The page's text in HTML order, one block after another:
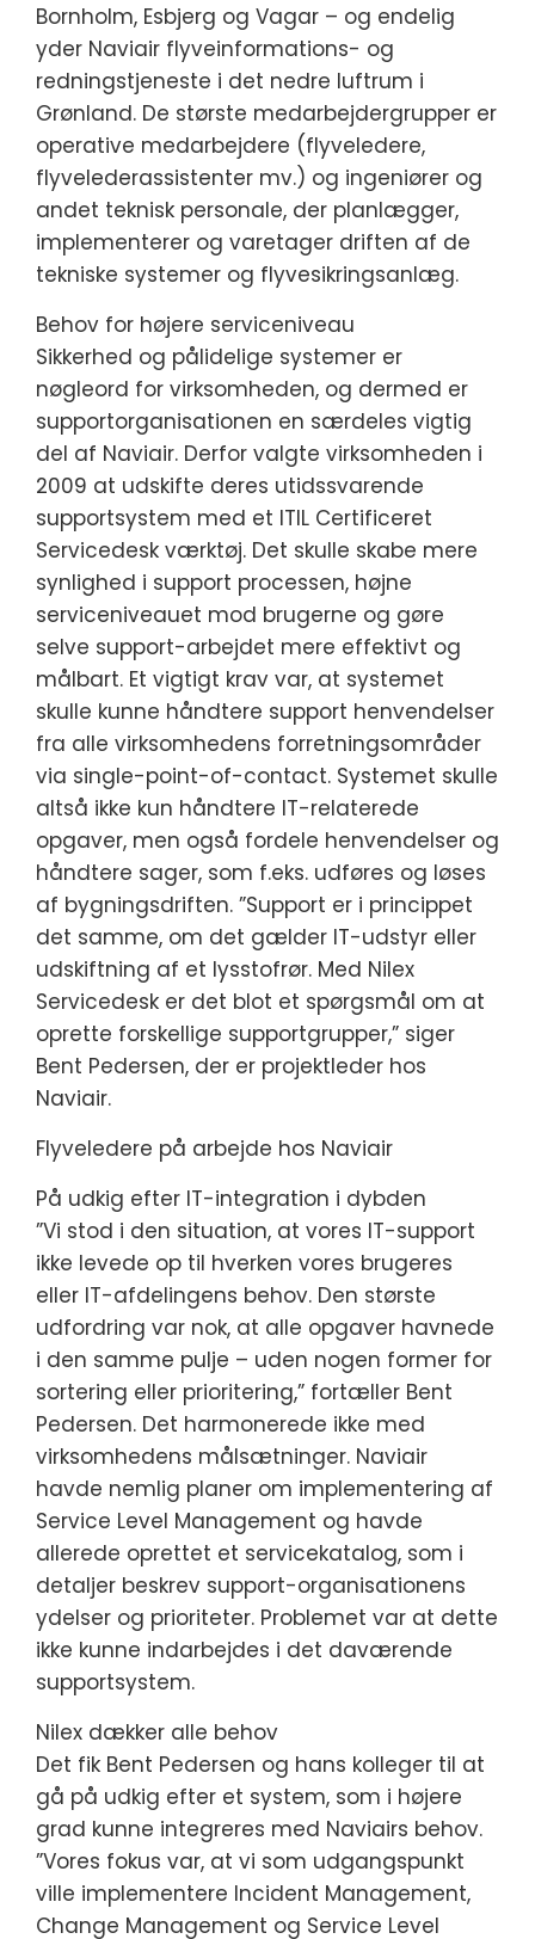
Bornholm, Esbjerg og Vagar – og endelig
yder Naviair flyveinformations- og
redningstjeneste i det nedre luftrum i
Grønland. De største medarbejdergrupper er
operative medarbejdere (flyveledere,
flyvelederassistenter mv.) og ingeniører og
andet teknisk personale, der planlægger,
implementerer og varetager driften af de
tekniske systemer og flyvesikringsanlæg.
Behov for højere serviceniveau
Sikkerhed og pålidelige systemer er
nøgleord for virksomheden, og dermed er
supportorganisationen en særdeles vigtig
del af Naviair. Derfor valgte virksomheden i
2009 at udskifte deres utidssvarende
supportsystem med et ITIL Certificeret
Servicedesk værktøj. Det skulle skabe mere
synlighed i support processen, højne
serviceniveauet mod brugerne og gøre
selve support-arbejdet mere effektivt og
målbart. Et vigtigt krav var, at systemet
skulle kunne håndtere support henvendelser
fra alle virksomhedens forretningsområder
via single-point-of-contact. Systemet skulle
altså ikke kun håndtere IT-relaterede
opgaver, men også fordele henvendelser og
håndtere sager, som f.eks. udføres og løses
af bygningsdriften. ”Support er i princippet
det samme, om det gælder IT-udstyr eller
udskiftning af et lysstofrør. Med Nilex
Servicedesk er det blot et spørgsmål om at
oprette forskellige supportgrupper,” siger
Bent Pedersen, der er projektleder hos
Naviair.
Flyveledere på arbejde hos Naviair
På udkig efter IT-integration i dybden
”Vi stod i den situation, at vores IT-support
ikke levede op til hverken vores brugeres
eller IT-afdelingens behov. Den største
udfordring var nok, at alle opgaver havnede
i den samme pulje – uden nogen former for
sortering eller prioritering,” fortæller Bent
Pedersen. Det harmonerede ikke med
virksomhedens målsætninger. Naviair
havde nemlig planer om implementering af
Service Level Management og havde
allerede oprettet et servicekatalog, som i
detaljer beskrev support-organisationens
ydelser og prioriteter. Problemet var at dette
ikke kunne indarbejdes i det daværende
supportsystem.
Nilex dækker alle behov
Det fik Bent Pedersen og hans kolleger til at
gå på udkig efter et system, som i højere
grad kunne integreres med Naviairs behov.
”Vores fokus var, at vi som udgangspunkt
ville implementere Incident Management,
Change Management og Service Level